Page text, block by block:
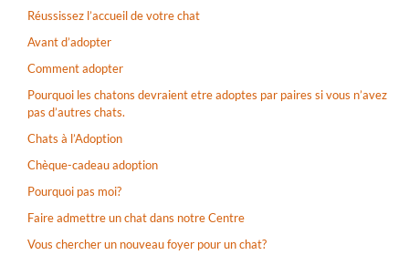
Réussissez l’accueil de votre chat
Avant d’adopter
Comment adopter
Pourquoi les chatons devraient etre adoptes par paires si vous n’avez
pas d’autres chats.
Chats à l’Adoption
Chèque-cadeau adoption
Pourquoi pas moi?
Faire admettre un chat dans notre Centre
Vous chercher un nouveau foyer pour un chat?